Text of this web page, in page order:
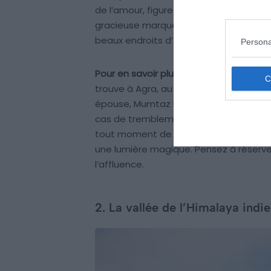
de l’amour, figure parmi les
gracieuse marque profondément tous
beaux endroits d’Asie.
Pour en savoir plus :
Construit sous
trouve à Agra, au bord de la rivière
épouse, Mumtaz Mahal. Les quatre
cas de tremblement de terre.
tout moment de la journée, mais
une lumière magique. Pensez à
l’affluence.
2. La vallée de l’Himalaya